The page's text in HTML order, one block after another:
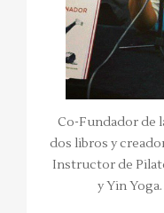
Co-Fundador de
dos libros y
Instructor de
y Yin